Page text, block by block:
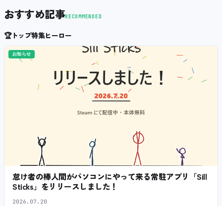
おすすめ記事RECOMMENDED
🏆トップ特集ヒーロー
お知らせ
怠け者の棒人間がパソコンにやって来る常駐アプリ「Sill
Sticks」をリリースしました！
2026.07.20